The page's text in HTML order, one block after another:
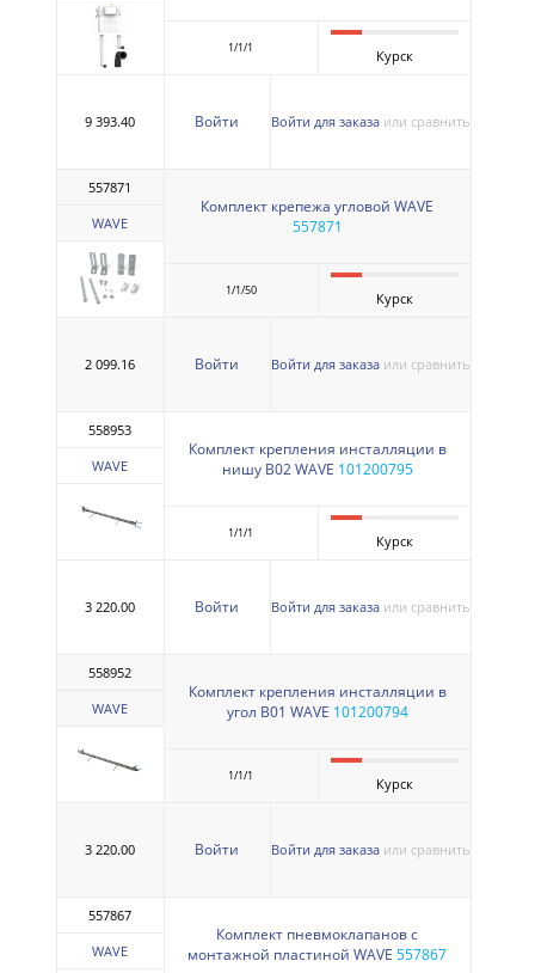
1/1/1 Курск
9 393.40 Войти Войти для заказа или сравнить
557871
WAVE
Комплект крепежа угловой WAVE
557871
1/1/50 Курск
2 099.16 Войти Войти для заказа или сравнить
558953
WAVE
Комплект крепления инсталляции в
нишу В02 WAVE 101200795
1/1/1 Курск
3 220.00 Войти Войти для заказа или сравнить
558952
WAVE
Комплект крепления инсталляции в
угол В01 WAVE 101200794
1/1/1 Курск
3 220.00 Войти Войти для заказа или сравнить
557867
WAVE
Комплект пневмоклапанов с
монтажной пластиной WAVE 557867